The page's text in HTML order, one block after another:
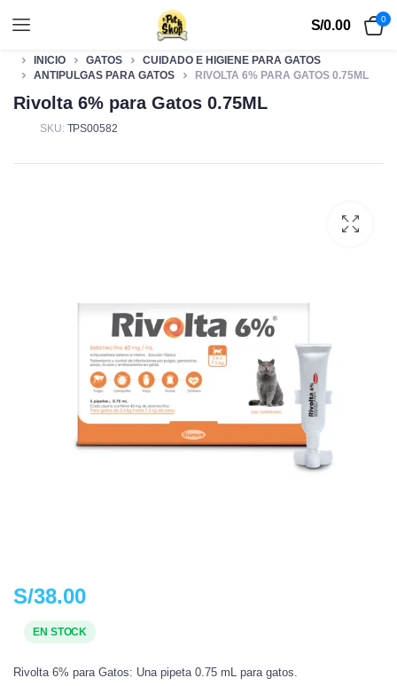
S/0.00 0
INICIO GATOS
CUIDADO E HIGIENE PARA GATOS
ANTIPULGAS PARA GATOS
RIVOLTA 6% PARA GATOS 0.75ML
Rivolta 6% para Gatos 0.75ML
SKU: TPS00582
S/38.00
EN STOCK
Rivolta 6% para Gatos: Una pipeta 0.75 mL para gatos.